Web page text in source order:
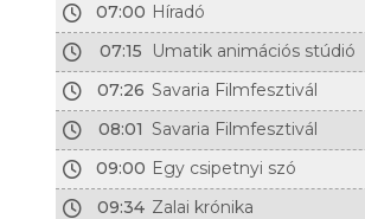
07:00 Híradó
07:15
Umatik animációs stúdió
07:26 Savaria Filmfesztivál
08:01 Savaria Filmfesztivál
09:00 Egy csipetnyi szó
09:34 Zalai krónika